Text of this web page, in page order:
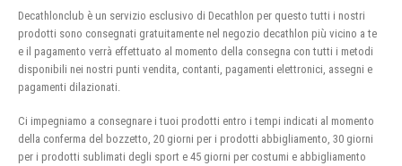
Decathlonclub è un servizio esclusivo di Decathlon per questo tutti i nostri
prodotti sono consegnati gratuitamente nel negozio decathlon più vicino a te
e il pagamento verrà effettuato al momento della consegna con tutti i metodi
disponibili nei nostri punti vendita, contanti, pagamenti elettronici, assegni e
pagamenti dilazionati.
Ci impegniamo a consegnare i tuoi prodotti entro i tempi indicati al momento
della conferma del bozzetto, 20 giorni per i prodotti abbigliamento, 30 giorni
per i prodotti sublimati degli sport e 45 giorni per costumi e abbigliamento